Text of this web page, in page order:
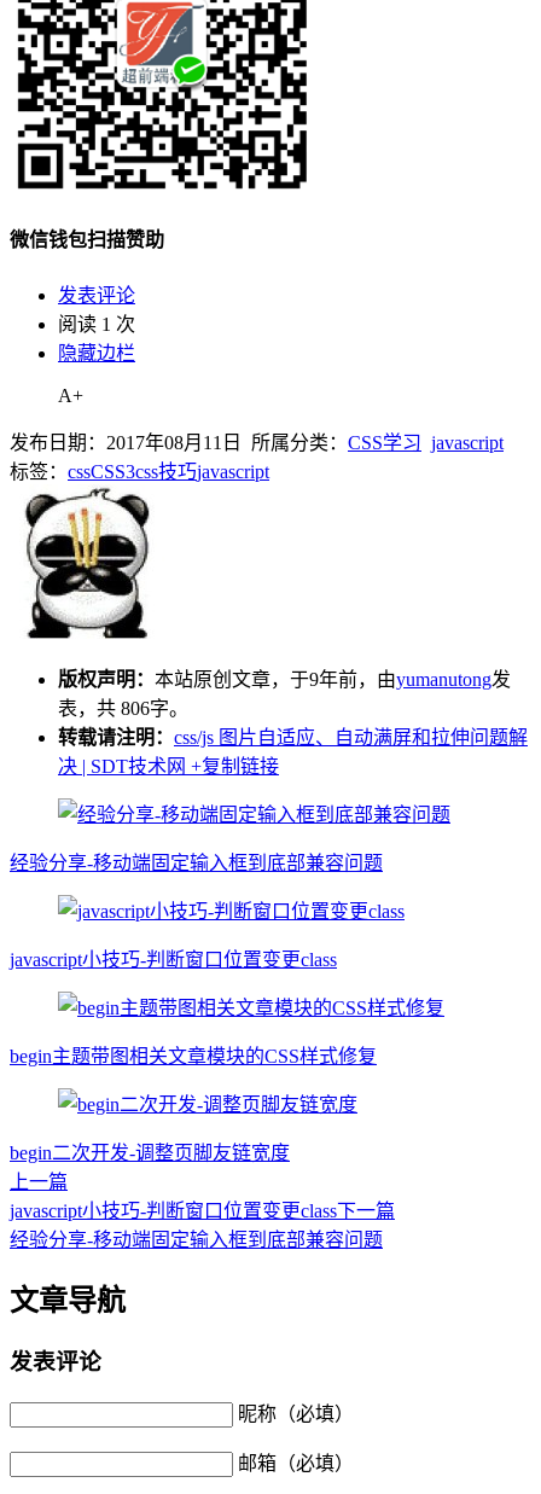
微信钱包扫描赞助
发表评论
阅读 1 次
隐藏边栏
A+
发布日期：2017年08月11日 所属分类： CSS学习 javascript
标签： cssCSS3css技巧javascript
版权声明： 本站原创文章，于9年前，由yumanutong发
表，共 806字。
转载请注明： css/js 图片自适应、自动满屏和拉伸问题解
决 | SDT技术网 +复制链接
经验分享-移动端固定输入框到底部兼容问题
javascript小技巧-判断窗口位置变更class
begin主题带图相关文章模块的CSS样式修复
begin二次开发-调整页脚友链宽度
上一篇
javascript小技巧-判断窗口位置变更class下一篇
经验分享-移动端固定输入框到底部兼容问题
文章导航
发表评论
昵称（必填）
邮箱（必填）